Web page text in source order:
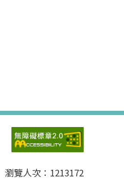
瀏覽人次： 1213172